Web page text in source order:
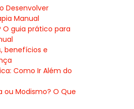
Desenvolver
Manual
guia prático para
benefícios e
Como Ir Além do
ou Modismo? O Que